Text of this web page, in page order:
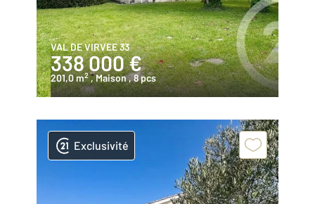
VAL DE VIRVEE 33
338 000 €
201,0 m2 , Maison, 8 pcs
Exclusivité